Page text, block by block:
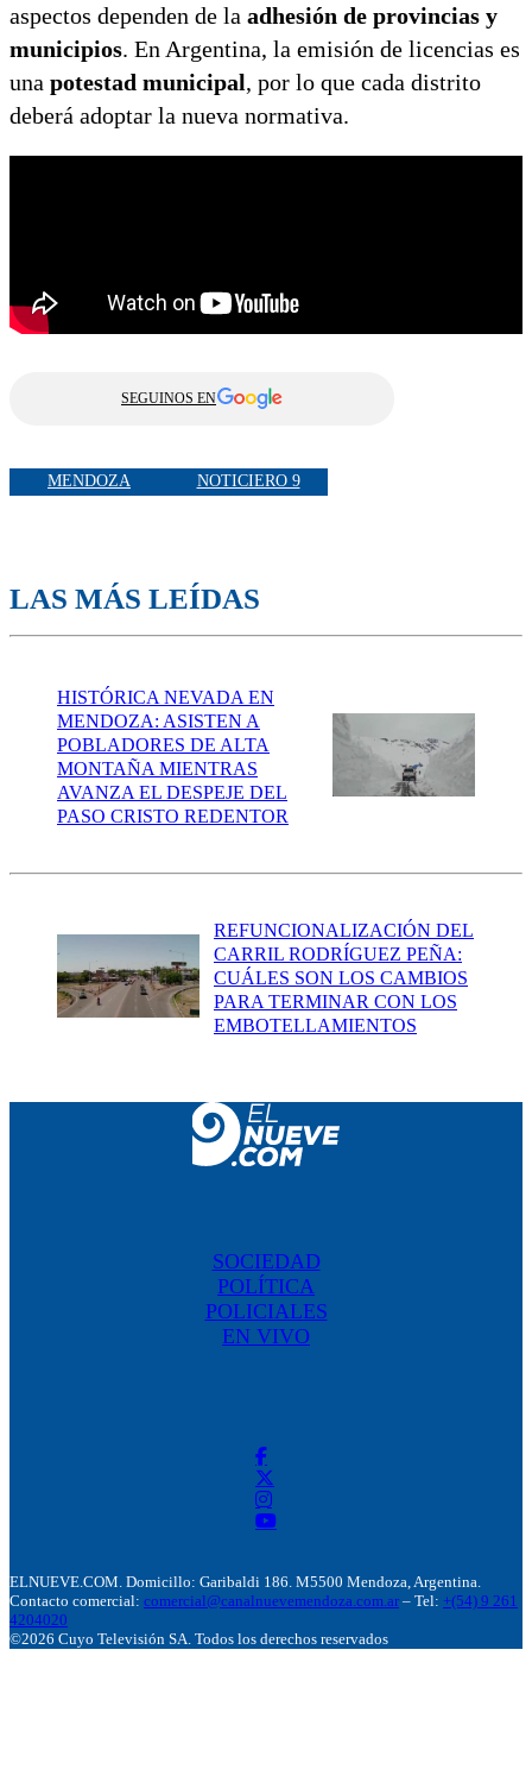
aspectos dependen de la adhesión de provincias y
municipios. En Argentina, la emisión de licencias es
una potestad municipal, por lo que cada distrito
deberá adoptar la nueva normativa.
SEGUINOS EN
MENDOZA NOTICIERO 9
LAS MÁS LEÍDAS
HISTÓRICA NEVADA EN
MENDOZA: ASISTEN A
POBLADORES DE ALTA
MONTAÑA MIENTRAS
AVANZA EL DESPEJE DEL
PASO CRISTO REDENTOR
REFUNCIONALIZACIÓN DEL
CARRIL RODRÍGUEZ PEÑA:
CUÁLES SON LOS CAMBIOS
PARA TERMINAR CON LOS
EMBOTELLAMIENTOS
SOCIEDAD
POLÍTICA
POLICIALES
EN VIVO
ELNUEVE.COM. Domicillo: Garibaldi 186. M5500 Mendoza, Argentina.
Contacto comercial: comercial@canalnuevemendoza.com.ar – Tel: +(54) 9 261
4204020
©2026 Cuyo Televisión SA. Todos los derechos reservados